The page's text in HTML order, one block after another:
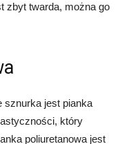
zbyt twarda, można go
sznurka jest pianka
który
poliuretanowa jest